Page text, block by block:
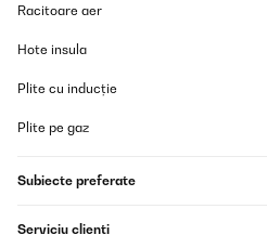
Racitoare aer
Hote insula
Plite cu inducție
Plite pe gaz
Subiecte preferate
Serviciu clienți